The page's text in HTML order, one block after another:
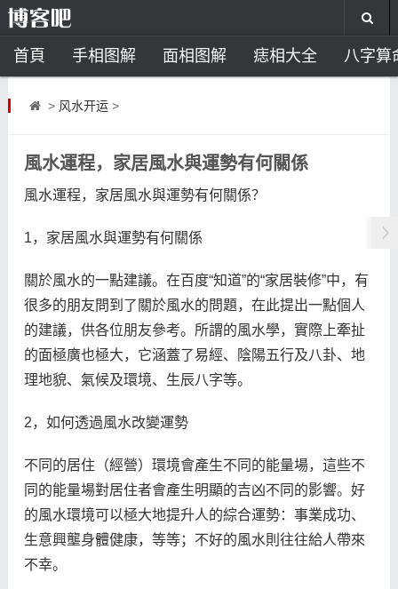
首頁 手相图解 面相图解 痣相大全 八字算
风水开运 助运饰品
> 风水开运>
風水運程，家居風水與運勢有何關係
風水運程，家居風水與運勢有何關係？
1，家居風水與運勢有何關係
關於風水的一點建議。在百度“知道”的“家居裝修”中，有
很多的朋友問到了關於風水的問題，在此提出一點個人
的建議，供各位朋友參考。所謂的風水學，實際上牽扯
的面極廣也極大，它涵蓋了易經、陰陽五行及八卦、地
理地貌、氣候及環境、生辰八字等。
2，如何透過風水改變運勢
不同的居住（經營）環境會產生不同的能量場，這些不
同的能量場對居住者會產生明顯的吉凶不同的影響。好
的風水環境可以極大地提升人的綜合運勢：事業成功、
生意興壟身體健康，等等；不好的風水則往往給人帶來
不幸。